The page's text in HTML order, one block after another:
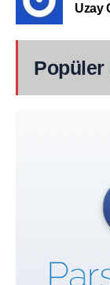
Uzay
Popüler